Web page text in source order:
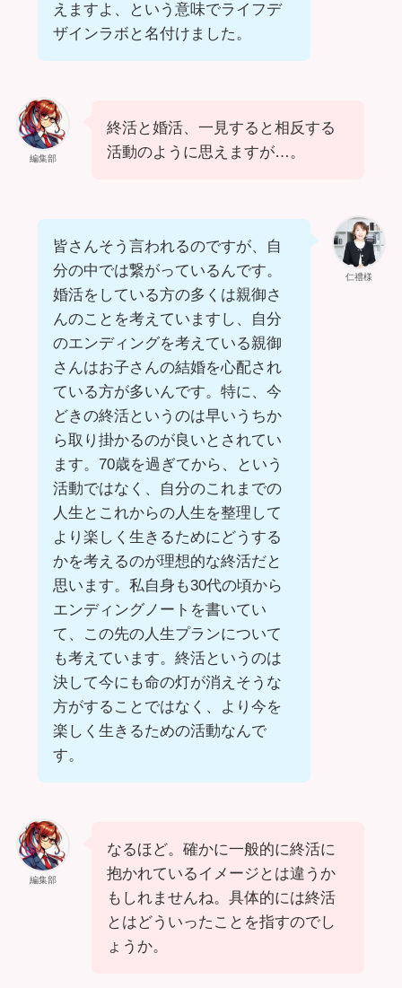
えますよ、という意味でライフデ
ザインラボと名付けました。
編集部
終活と婚活、一見すると相反する
活動のように思えますが…。
仁禮様
皆さんそう言われるのですが、自
分の中では繋がっているんです。
婚活をしている方の多くは親御さ
んのことを考えていますし、自分
のエンディングを考えている親御
さんはお子さんの結婚を心配され
ている方が多いんです。特に、今
どきの終活というのは早いうちか
ら取り掛かるのが良いとされてい
ます。70歳を過ぎてから、という
活動ではなく、自分のこれまでの
人生とこれからの人生を整理して
より楽しく生きるためにどうする
かを考えるのが理想的な終活だと
思います。私自身も30代の頃から
エンディングノートを書いてい
て、この先の人生プランについて
も考えています。終活というのは
決して今にも命の灯が消えそうな
方がすることではなく、より今を
楽しく生きるための活動なんで
す。
編集部
なるほど。確かに一般的に終活に
抱かれているイメージとは違うか
もしれませんね。具体的には終活
とはどういったことを指すのでし
ょうか。